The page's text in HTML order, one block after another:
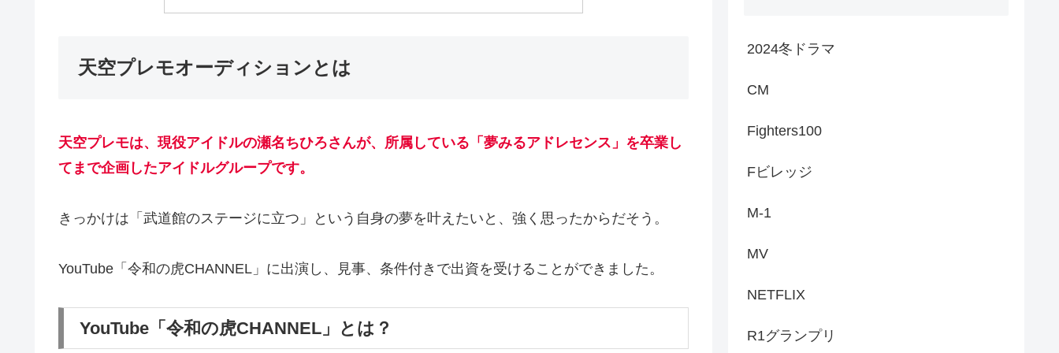
天空プレモオーディションとは
天空プレモは、現役アイドルの瀬名ちひろさんが、所属している「夢みるアドレセンス」を卒業し
てまで企画したアイドルグループです。
きっかけは「武道館のステージに立つ」という自身の夢を叶えたいと、強く思ったからだそう。
YouTube「令和の虎CHANNEL」に出演し、見事、条件付きで出資を受けることができました。
YouTube「令和の虎CHANNEL」とは？
2024冬ドラマ
CM
Fighters100
Fビレッジ
M-1
MV
NETFLIX
R1グランプリ